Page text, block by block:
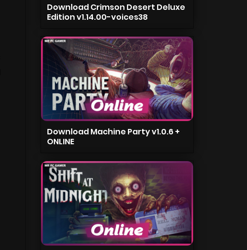
Download Crimson Desert Deluxe
Edition v1.14.00-voices38
Download Machine Party v1.0.6 +
ONLINE